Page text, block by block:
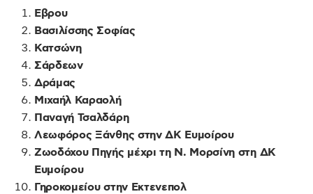
Εβρου
Βασιλίσσης Σοφίας
Κατσώνη
Σάρδεων
Δράμας
Μιχαήλ Καραολή
Παναγή Τσαλδάρη
Λεωφόρος Ξάνθης στην ΔΚ Ευμοίρου
Ζωοδόχου Πηγής μέχρι τη Ν. Μορσίνη στη ΔΚ
Ευμοίρου
Γηροκομείου στην Εκτενεπολ